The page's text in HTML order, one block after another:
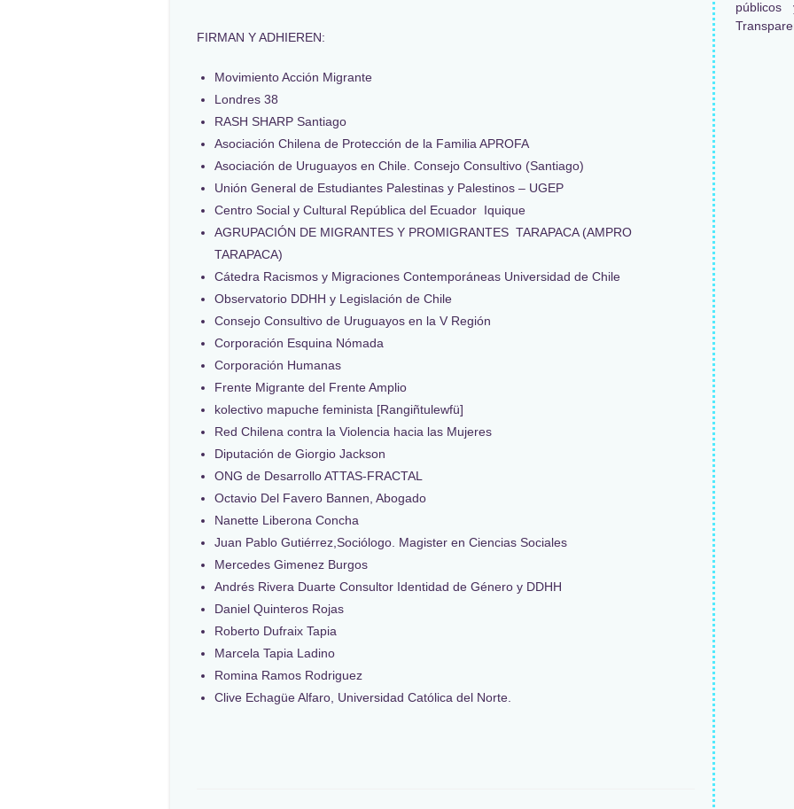
FIRMAN Y ADHIEREN:
Movimiento Acción Migrante
Londres 38
RASH SHARP Santiago
Asociación Chilena de Protección de la Familia APROFA
Asociación de Uruguayos en Chile. Consejo Consultivo (Santiago)
Unión General de Estudiantes Palestinas y Palestinos – UGEP
Centro Social y Cultural República del Ecuador Iquique
AGRUPACIÓN DE MIGRANTES Y PROMIGRANTES TARAPACA (AMPRO
TARAPACA)
Cátedra Racismos y Migraciones Contemporáneas Universidad de Chile
Observatorio DDHH y Legislación de Chile
Consejo Consultivo de Uruguayos en la V Región
Corporación Esquina Nómada
Corporación Humanas
Frente Migrante del Frente Amplio
kolectivo mapuche feminista [Rangiñtulewfü]
Red Chilena contra la Violencia hacia las Mujeres
Diputación de Giorgio Jackson
ONG de Desarrollo ATTAS-FRACTAL
Octavio Del Favero Bannen, Abogado
Nanette Liberona Concha
Juan Pablo Gutiérrez,Sociólogo. Magister en Ciencias Sociales
Mercedes Gimenez Burgos
Andrés Rivera Duarte Consultor Identidad de Género y DDHH
Daniel Quinteros Rojas
Roberto Dufraix Tapia
Marcela Tapia Ladino
Romina Ramos Rodriguez
Clive Echagüe Alfaro, Universidad Católica del Norte.